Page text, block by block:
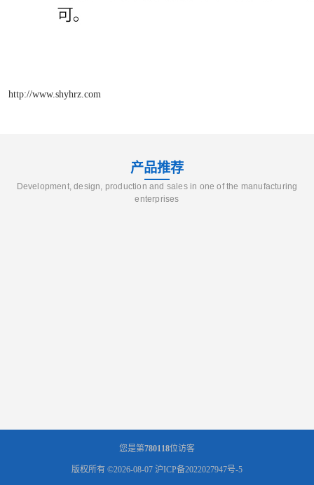
http://www.shyhrz.com
产品推荐
Development, design, production and sales in one of the manufacturing
enterprises
您是第780118位访客
版权所有 ©2026-08-07 沪ICP备2022027947号-5